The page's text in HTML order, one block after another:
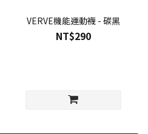
VERVE機能運動襪 - 碳黑
NT$290